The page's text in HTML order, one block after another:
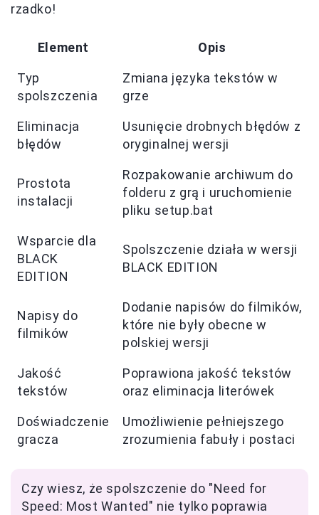
rzadko!
Element Opis
Typ
spolszczenia
Zmiana języka tekstów w
grze
Eliminacja
błędów
Usunięcie drobnych błędów z
oryginalnej wersji
Prostota
instalacji
Rozpakowanie archiwum do
folderu z grą i uruchomienie
pliku setup.bat
Wsparcie dla
BLACK
EDITION
Spolszczenie działa w wersji
BLACK EDITION
Napisy do
filmików
Dodanie napisów do filmików,
które nie były obecne w
polskiej wersji
Jakość
tekstów
Poprawiona jakość tekstów
oraz eliminacja literówek
Doświadczenie
gracza
Umożliwienie pełniejszego
zrozumienia fabuły i postaci
Czy wiesz, że spolszczenie do "Need for
Speed: Most Wanted" nie tylko poprawia